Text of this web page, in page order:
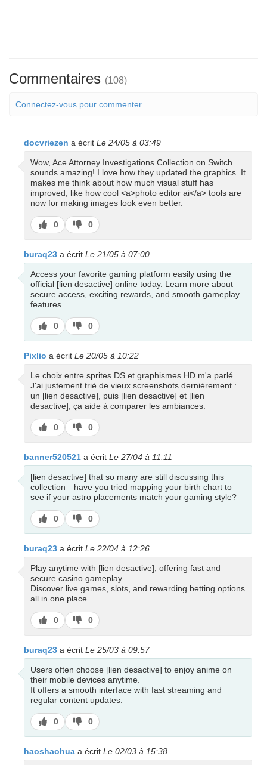
Commentaires (108)
Connectez-vous pour commenter
docvriezen a écrit Le 24/05 à 03:49
Wow, Ace Attorney Investigations Collection on Switch
sounds amazing! I love how they updated the graphics. It
makes me think about how much visual stuff has
improved, like how cool <a>photo editor ai</a> tools are
now for making images look even better.
J’aime
0
J’aime
pas
0
buraq23 a écrit Le 21/05 à 07:00
Access your favorite gaming platform easily using the
official [lien desactive] online today. Learn more about
secure access, exciting rewards, and smooth gameplay
features.
J’aime
0
J’aime
pas
0
Pixlio a écrit Le 20/05 à 10:22
Le choix entre sprites DS et graphismes HD m'a parlé.
J'ai justement trié de vieux screenshots dernièrement :
un [lien desactive], puis [lien desactive] et [lien
desactive], ça aide à comparer les ambiances.
J’aime
0
J’aime
pas
0
banner520521 a écrit Le 27/04 à 11:11
[lien desactive] that so many are still discussing this
collection—have you tried mapping your birth chart to
see if your astro placements match your gaming style?
J’aime
0
J’aime
pas
0
buraq23 a écrit Le 22/04 à 12:26
Play anytime with [lien desactive], offering fast and
secure casino gameplay.
Discover live games, slots, and rewarding betting options
all in one place.
J’aime
0
J’aime
pas
0
buraq23 a écrit Le 25/03 à 09:57
Users often choose [lien desactive] to enjoy anime on
their mobile devices anytime.
It offers a smooth interface with fast streaming and
regular content updates.
J’aime
0
J’aime
pas
0
haoshaohua a écrit Le 02/03 à 15:38